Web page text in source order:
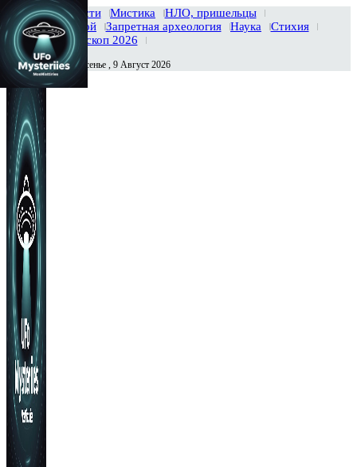
Главная Новости Мистика
НЛО, пришельцы
Тайны вселенной
Запретная археология Наука
Стихия
История
Гороскоп 2026
Сегодня Воскресенье , 9 Август 2026